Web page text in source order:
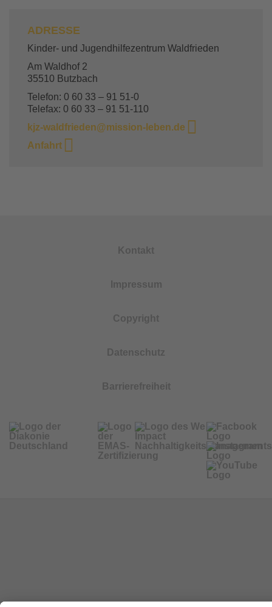
ADRESSE
Kinder- und Jugendhilfezentrum Waldfrieden
Am Waldhof 2
35510 Butzbach
Telefon: 0 60 33 – 91 51-0
Telefax: 0 60 33 – 91 51-110
kjz-waldfrieden@mission-leben.de
Anfahrt
Kontakt
Impressum
Copyright
Datenschutz
Barrierefreiheit